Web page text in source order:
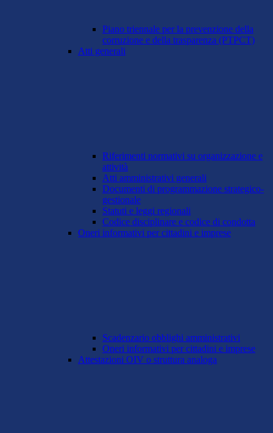
Piano triennale per la prevenzione della
corruzione e della trasparenza (PTPCT)
Atti generali
Riferimenti normativi su organizzazione e
attività
Atti amministrativi generali
Documenti di programmazione strategico-
gestionale
Statuti e leggi regionali
Codice disciplinare e codice di condotta
Oneri informativi per cittadini e imprese
Scadenzario obblighi amministrativi
Oneri informativi per cittadini e imprese
Attestazioni OIV o struttura analoga